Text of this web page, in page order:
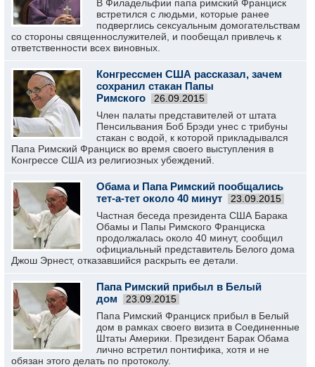
В Филадельфии папа римский Франциск
встретился с людьми, которые ранее
подверглись сексуальным домогательствам
со стороны священнослужителей, и пообещал привлечь к
ответственности всех виновных.
Конгрессмен США рассказал, зачем
сохранил стакан Папы
Римского
26.09.2015
Член палаты представителей от штата
Пенсильвания Боб Брэди унес с трибуны
стакан с водой, к которой прикладывался
Папа Римский Франциск во время своего выступления в
Конгрессе США из религиозных убеждений.
Обама и Папа Римский пообщались
тет-а-тет около 40 минут
23.09.2015
Частная беседа президента США Барака
Обамы и Папы Римского Франциска
продолжалась около 40 минут, сообщил
официальный представитель Белого дома
Джош Эрнест, отказавшийся раскрыть ее детали.
Папа Римский прибыл в Белый
дом
23.09.2015
Папа Римский Франциск прибыл в Белый
дом в рамках своего визита в Соединенные
Штаты Америки. Президент Барак Обама
лично встретил понтифика, хотя и не
обязан этого делать по протоколу.